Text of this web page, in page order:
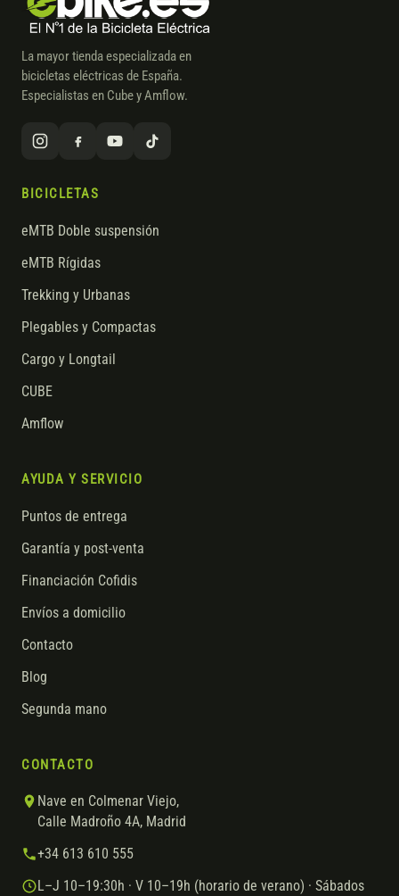
La mayor tienda especializada en
bicicletas eléctricas de España.
Especialistas en Cube y Amflow.
BICICLETAS
eMTB Doble suspensión
eMTB Rígidas
Trekking y Urbanas
Plegables y Compactas
Cargo y Longtail
CUBE
Amflow
AYUDA Y SERVICIO
Puntos de entrega
Garantía y post-venta
Financiación Cofidis
Envíos a domicilio
Contacto
Blog
Segunda mano
CONTACTO
Nave en Colmenar Viejo,
Calle Madroño 4A, Madrid
+34 613 610 555
L–J 10–19:30h · V 10–19h (horario de verano) · Sábados